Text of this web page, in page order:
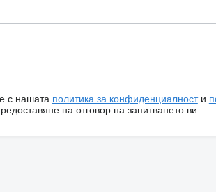
с нашата политика за конфиденциалности
на отговор на запитването ви.